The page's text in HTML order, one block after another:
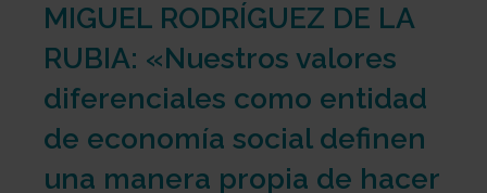
MIGUEL RODRÍGUEZ DE LA
RUBIA: «Nuestros valores
diferenciales como entidad
de economía social definen
una manera propia de hacer